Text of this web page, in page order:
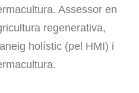
Assessor en
regenerativa,
holístic (pel HMI) i